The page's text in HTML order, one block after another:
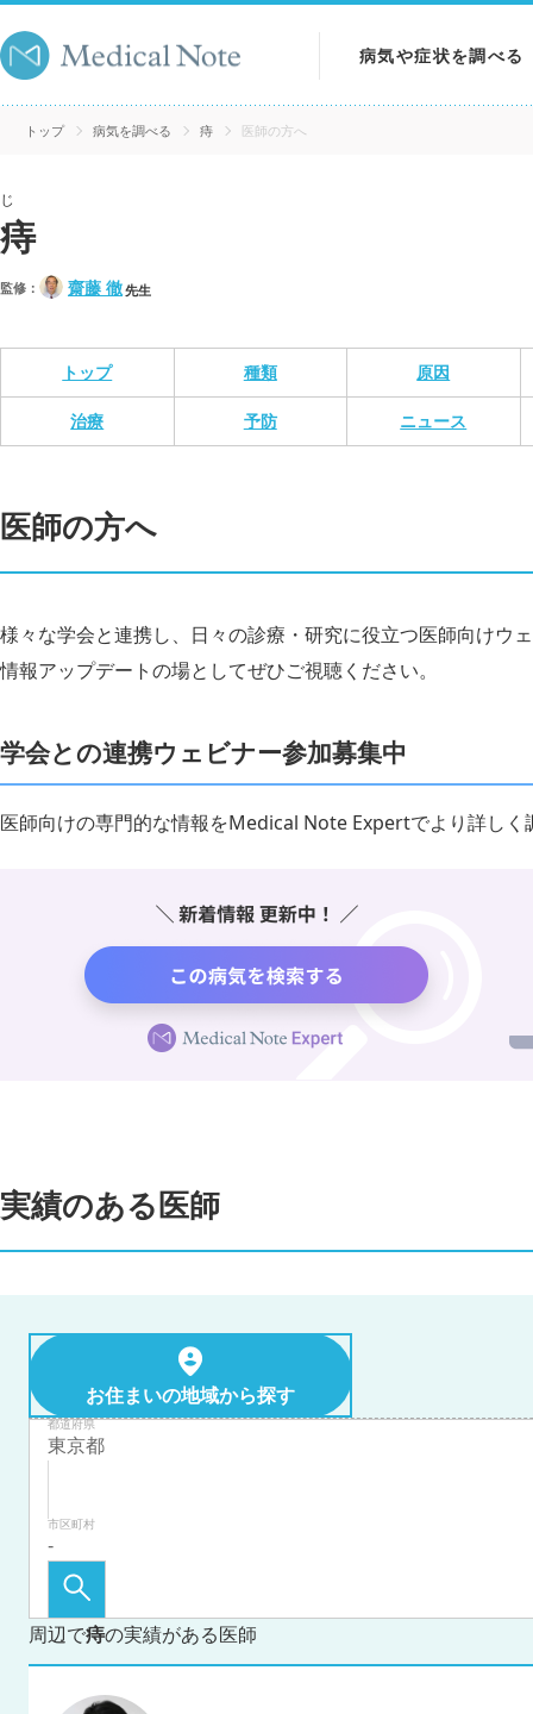
病気や症状を調べる
病気を調べる
トップ 病気を調べる 痔 医師の方へ
じ
痔
監修： 齋藤 徹先生
トップ 種類 原因
治療 予防 ニュース
医師の方へ
様々な学会と連携し、日々の診療・研究に役立つ医師向けウ
情報アップデートの場としてぜひご視聴ください。
学会との連携ウェビナー参加募集中
医師向けの専門的な情報をMedical Note Expertでより詳しく
実績のある医師
お住まいの地域から探す
都道府県
市区町村
周辺で痔の実績がある医師